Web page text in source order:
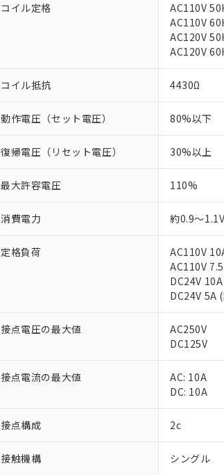
コイル定格
AC110V
AC110V
AC120V
AC120V
コイル抵抗 4430Ω
動作電圧（セット電圧） 80%以下
復帰電圧（リセット電圧） 30%以上
最大許容電圧 110%
消費電力 約0.9～
定格負荷
AC110V
AC110V
DC24V
DC24V 5A
接点電圧の最大値
AC250V
DC125V
接点電流の最大値
AC: 10A
DC: 10A
接点構成 2c
接触機構 シングル
ご利用条件
以下の条件をお読みいただ
対応済み：EU RoHS指
対応予定：EU RoHS指令（
調査・確認中：EU RoHS指
非該当品：ライセンス料な
※1 中国RoHS○×表
「○」：最大均質材料含有率